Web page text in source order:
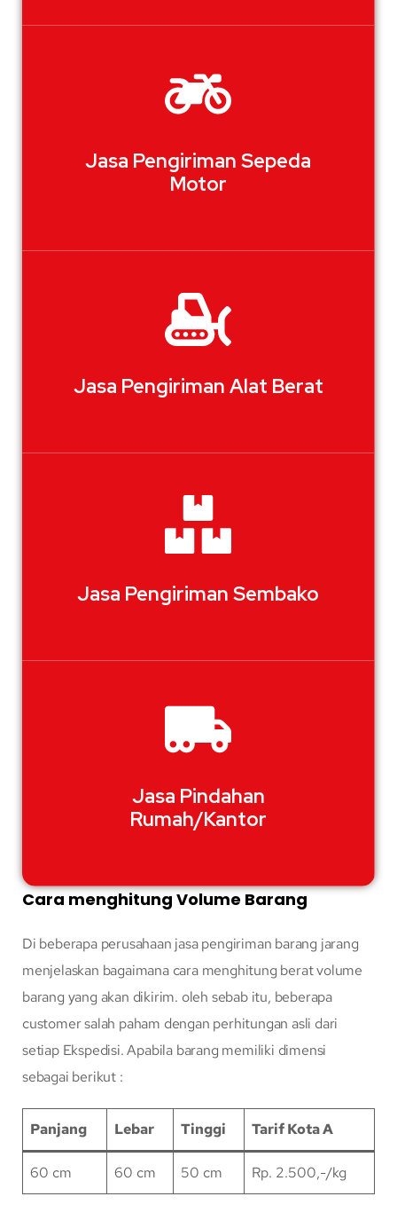
Jasa Pengiriman Sepeda
Motor
Jasa Pengiriman Alat Berat
Jasa Pengiriman Sembako
Jasa Pindahan
Rumah/Kantor
Cara menghitung Volume Barang
Di beberapa perusahaan jasa pengiriman barang jarang
menjelaskan bagaimana cara menghitung berat volume
barang yang akan dikirim. oleh sebab itu, beberapa
customer salah paham dengan perhitungan asli dari
setiap Ekspedisi. Apabila barang memiliki dimensi
sebagai berikut :
Panjang Lebar Tinggi Tarif Kota A
60 cm 60 cm 50 cm Rp. 2.500,-/kg